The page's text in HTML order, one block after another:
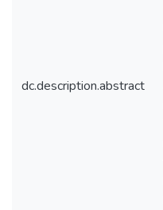
dc.description.abstract